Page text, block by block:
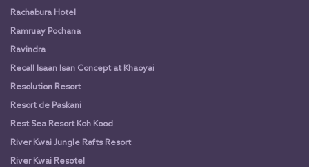
Rachabura Hotel
Ramruay Pochana
Ravindra
Recall Isaan Isan Concept at Khaoyai
Resolution Resort
Resort de Paskani
Rest Sea Resort Koh Kood
River Kwai Jungle Rafts Resort
River Kwai Resotel